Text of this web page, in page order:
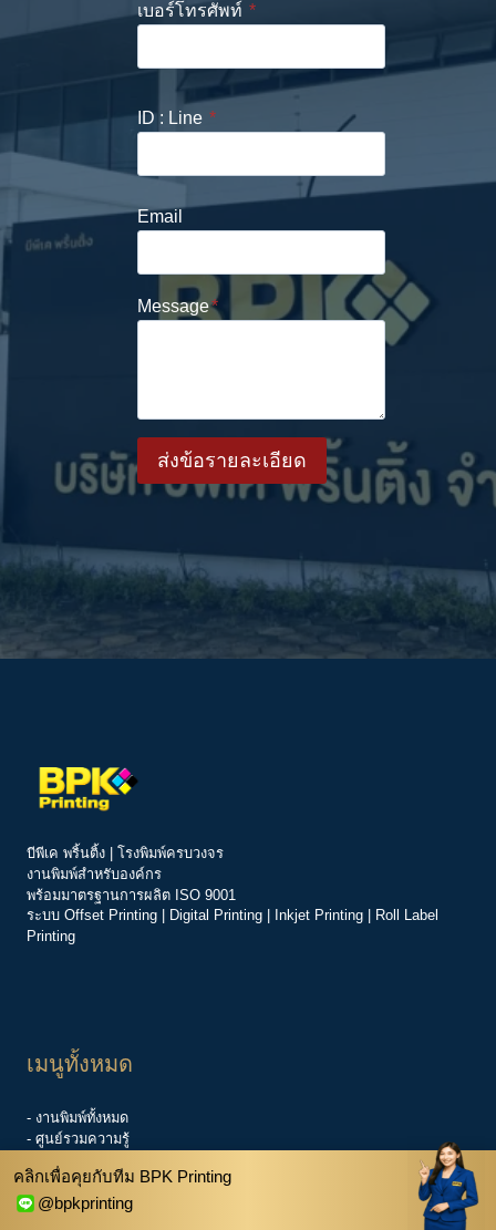
เบอร์โทรศัพท์ *
ID : Line *
Email
Message*
ส่งข้อรายละเอียด
บีพีเค พริ้นติ้ง | โรงพิมพ์ครบวงจร
งานพิมพ์สำหรับองค์กร
พร้อมมาตรฐานการผลิต ISO 9001
ระบบ Offset Printing Digital Printing Inkjet Printing
Roll Label
Printing
เมนูทั้งหมด
- งานพิมพ์ทั้งหมด
- ศูนย์รวมความรู้
-ศูนย์ช่วยเหลือ
- เกี่ยวกับเรา
คลิกเพื่อคุยกับทีม BPK Printing
@bpkprinting